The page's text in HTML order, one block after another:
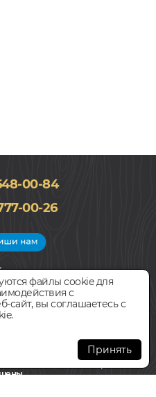
00-84
00-26
салона
до 21:00
г. Москва,
строение 9
парковка
файлы cookie для
с
сайт, вы соглашаетесь с
Принять